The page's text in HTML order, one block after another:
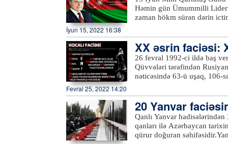
günü kimi yazılan 15 iyun
olunur.xeber100.com
Həmin gün Ümummilli
zaman hökm sürən dərin
inkişafının təməli qoyulub. 1993-cü ilin iyununda ölkədə yaranmış mürəkkəb ictimai-siyasi
durum Azərbaycanda real
ciddi zəmin yarandığı
AXC-Müsavat iqtidarı son
Naxçıvan MR Ali
Əliyev xalqın və
danışıqlar nəticəsində vətəndaş
iyunun 15-də Ulu Öndər
bununla da, Azərbaycanın
mərhələ başlayıb. 15 iyun
İyun 15, 2022 16:38
XX əsrin faciəsi:
26 fevral 1992-ci ildə baş verən
Qüvvələri tərəfindən
nəticəsində 63-ü uşaq, 106-
itirib. Düşmən gülləsindən
götürülüb. Əsir
günədək məlum deyil. Onu da qeyd edək ki, Xocalı faciəsinə ilk dəfə hüquqi-siyasi qiymət
Ulu öndər Heydər Əliyev
fevralın 24-də Azərbaycan
qərar qəbul edib, BMT-yə,
Fevral 25, 2022 14:20
20 Yanvar
Qanlı Yanvar
qanları ilə Azərbaycan
qürur doğuran